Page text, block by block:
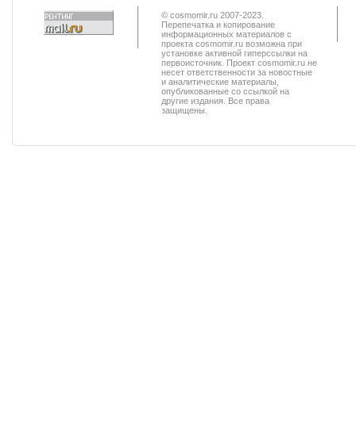
© cosmomir.ru 2007-2023.
Перепечатка и копирование
информационных материалов с
проекта cosmomir.ru возможна при
установке активной гиперссылки на
первоисточник. Проект cosmomir.ru не
несет ответственности за новостные
и аналитические материалы,
опубликованные со ссылкой на
другие издания. Все права
защищены.